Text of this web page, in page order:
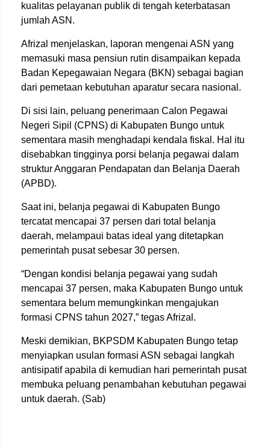
kualitas pelayanan publik di tengah keterbatasan
jumlah ASN.
Afrizal menjelaskan, laporan mengenai ASN yang
memasuki masa pensiun rutin disampaikan kepada
Badan Kepegawaian Negara (BKN) sebagai bagian
dari pemetaan kebutuhan aparatur secara nasional.
Di sisi lain, peluang penerimaan Calon Pegawai
Negeri Sipil (CPNS) di Kabupaten Bungo untuk
sementara masih menghadapi kendala fiskal. Hal itu
disebabkan tingginya porsi belanja pegawai dalam
struktur Anggaran Pendapatan dan Belanja Daerah
(APBD).
Saat ini, belanja pegawai di Kabupaten Bungo
tercatat mencapai 37 persen dari total belanja
daerah, melampaui batas ideal yang ditetapkan
pemerintah pusat sebesar 30 persen.
“Dengan kondisi belanja pegawai yang sudah
mencapai 37 persen, maka Kabupaten Bungo untuk
sementara belum memungkinkan mengajukan
formasi CPNS tahun 2027,” tegas Afrizal.
Meski demikian, BKPSDM Kabupaten Bungo tetap
menyiapkan usulan formasi ASN sebagai langkah
antisipatif apabila di kemudian hari pemerintah pusat
membuka peluang penambahan kebutuhan pegawai
untuk daerah. (Sab)